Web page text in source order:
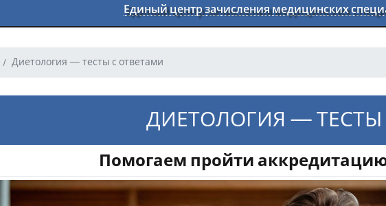
Единый центр зачисления медицинских
Диетология — тесты с ответами
ДИЕТОЛОГИЯ — ТЕСТЫ
Помогаем пройти